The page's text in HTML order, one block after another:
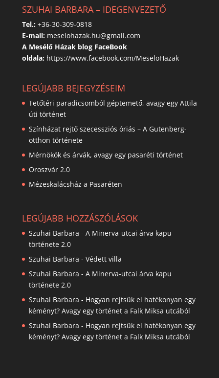
SZUHAI BARBARA – IDEGENVEZETŐ
Tel.: +36-30-309-0818
E-mail: meselohazak.hu@gmail.com
A Mesélő Házak blog FaceBook
oldala: https://www.facebook.com/MeseloHazak
LEGÚJABB BEJEGYZÉSEIM
Tetőtéri paradicsomból géptemető, avagy egy Attila
úti történet
Színházat rejtő szecessziós óriás – A Gutenberg-
otthon története
Mérnökök és árvák, avagy egy pasaréti történet
Oroszvár 2.0
Mézeskalácsház a Pasaréten
LEGÚJABB HOZZÁSZÓLÁSOK
Szuhai Barbara - A Minerva-utcai árva kapu
története 2.0
Szuhai Barbara - Védett villa
Szuhai Barbara - A Minerva-utcai árva kapu
története 2.0
Szuhai Barbara - Hogyan rejtsük el hatékonyan egy
kéményt? Avagy egy történet a Falk Miksa utcából
Szuhai Barbara - Hogyan rejtsük el hatékonyan egy
kéményt? Avagy egy történet a Falk Miksa utcából